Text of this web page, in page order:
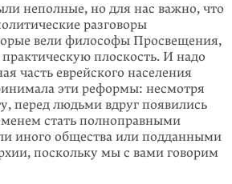
неполные, но для нас важно, что
разговоры
вели философы Просвещения,
плоскость. И надо
часть еврейского населения
эти реформы: несмотря
перед людьми вдруг появились
стать полноправными
иного общества или подданными
поскольку мы с вами говорим